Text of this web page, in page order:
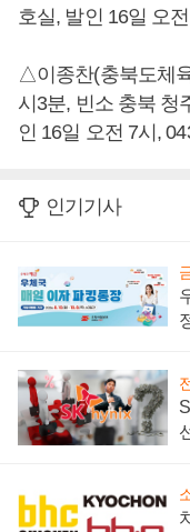
호실, 발인 16일 오
△이종찬(충북도체
시3분, 빈소 충북 청
인 16일 오전 7시,
인기기사